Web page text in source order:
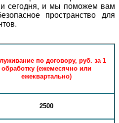
сегодня, и мы поможем вам
пространство для
по договору, руб. за 1
обработку (ежемесячно или
ежеквартально)
2500